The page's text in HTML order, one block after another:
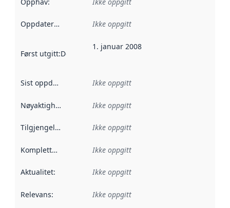
Oppdateringsfrekvens :
Ikke oppgitt
Først utgitt:Denne datoen sier når dataene i dette
1. januar 2008
Sist oppdatert Ikke oppgitt
Nøyaktighet Ikke oppgitt
Tilgjengelighet Ikke oppgitt
Kompletthet Ikke oppgitt
Aktualitet: Ikke oppgitt
Relevans: Ikke oppgitt